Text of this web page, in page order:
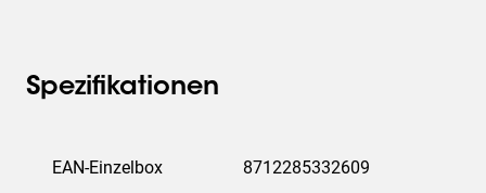
Spezifikationen
EAN-Einzelbox 8712285332609